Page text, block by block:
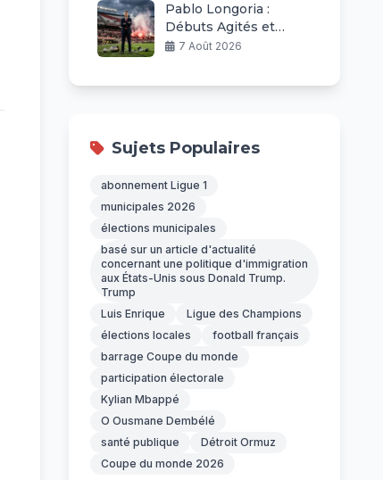
Pablo Longoria :
Débuts Agités et
Défis à River Plate
7 Août 2026
Sujets Populaires
abonnement Ligue 1
municipales 2026
élections municipales
basé sur un article d'actualité
concernant une politique d'immigration
aux États-Unis sous Donald Trump.
Trump
Luis Enrique
Ligue des Champions
élections locales
football français
barrage Coupe du monde
participation électorale
Kylian Mbappé
O Ousmane Dembélé
santé publique
Détroit Ormuz
Coupe du monde 2026